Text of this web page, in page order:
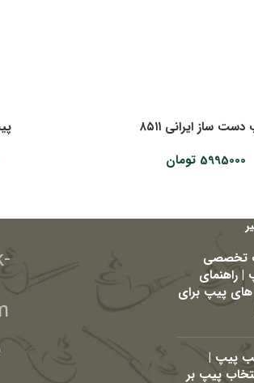
ساز ایرانی ۸۵۱۱
5995000 تومان
تخصصی
| راهنمای
های پیپ برای
پیپ |
پیپ بر